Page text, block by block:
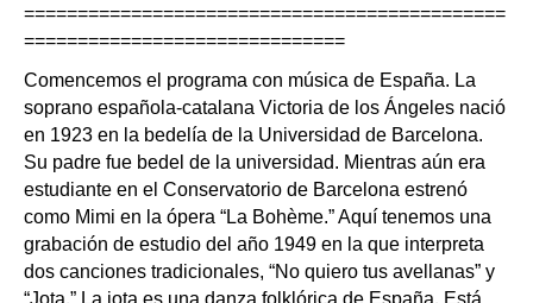
=============================================
==============================
Comencemos el programa con música de España. La
soprano española-catalana Victoria de los Ángeles nació
en 1923 en la bedelía de la Universidad de Barcelona.
Su padre fue bedel de la universidad. Mientras aún era
estudiante en el Conservatorio de Barcelona estrenó
como Mimi en la ópera “La Bohème.” Aquí tenemos una
grabación de estudio del año 1949 en la que interpreta
dos canciones tradicionales, “No quiero tus avellanas” y
“Jota.” La jota es una danza folklórica de España. Está